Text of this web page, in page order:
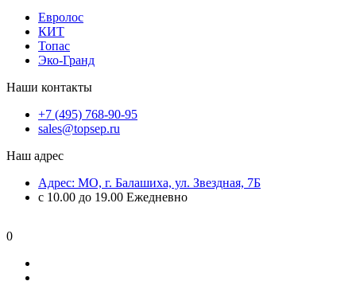
Евролос
КИТ
Топас
Эко-Гранд
Наши контакты
+7 (495) 768-90-95
sales@topsep.ru
Наш адрес
Адрес: МО, г. Балашиха, ул. Звездная, 7Б
с 10.00 до 19.00 Ежедневно
0